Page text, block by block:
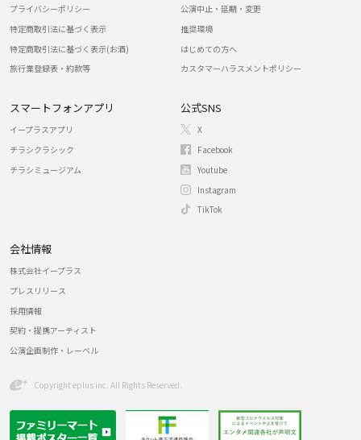
プライバシーポリシー
特定商取引法に基づく表示
特定商取引法に基づく表示(お酒)
旅行業登録表・約款等
公演中止・延期・変更
推奨環境
はじめての方へ
カスタマーハラスメントポリシー
スマートフォンアプリ
イープラスアプリ
チラシクラシック
チラシミュージアム
公式SNS
X
Facebook
Youtube
Instagram
TikTok
会社情報
株式会社イープラス
プレスリリース
採用情報
契約・提携アーティスト
公演企画制作・レーベル
Copyright eplus inc. All Rights Reserved.